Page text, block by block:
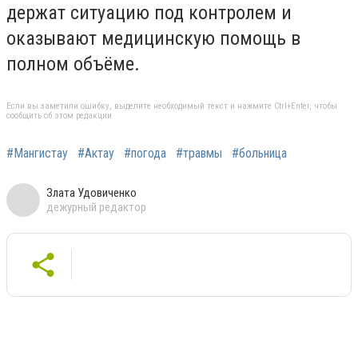
держат ситуацию под контролем и
оказывают медицинскую помощь в
полном объёме.
Если вы заметили ошибку, выделите необходимый текст и нажмите Ctrl+Enter, чтобы
сообщить об этом редакции
#Мангистау #Актау #погода #травмы #больница
Злата Удовиченко
дежурный редактор